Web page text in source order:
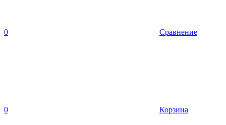
0 Сравнение
0 Корзина